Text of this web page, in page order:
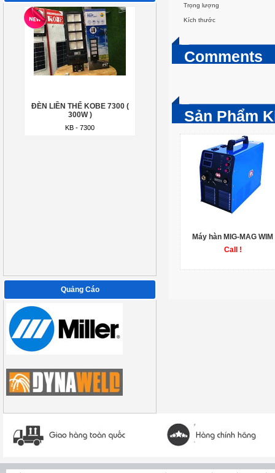
ĐÈN LIỀN THỂ KOBE 7300 (
300W )
KB - 7300
Quảng Cáo
Trọng lượng
Kích thước
Comments
Sản Phẩm
Máy hàn MIG-MAG WIM
Call !